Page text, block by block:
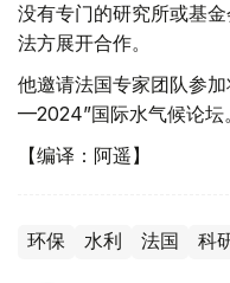
没有专门的研究所或基
法方展开合作。
他邀请法国专家团队参
—2024”国际水气候论坛。
【编译：阿遥】
环保 水利 法国 科